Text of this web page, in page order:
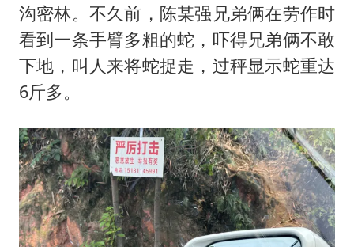
沟密林。不久前，陈某强兄弟俩在劳作时
看到一条手臂多粗的蛇，吓得兄弟俩不敢
下地，叫人来将蛇捉走，过秤显示蛇重达
6斤多。